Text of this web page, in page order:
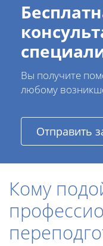
Вы получите
любому
Отправить
Кому